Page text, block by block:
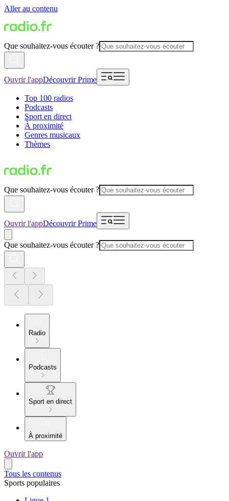
Aller au contenu
Que souhaitez-vous écouter ?
Ouvrir l'appDécouvrir Prime
Top 100 radios
Podcasts
Sport en direct
À proximité
Genres musicaux
Thèmes
Que souhaitez-vous écouter ?
Ouvrir l'appDécouvrir Prime
Que souhaitez-vous écouter ?
Radio
Podcasts
Sport en direct
À proximité
Ouvrir l'app
Tous les contenus
Sports populaires